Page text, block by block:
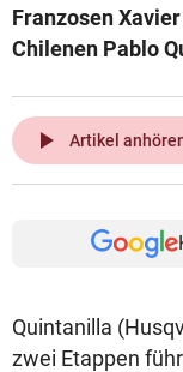
Franzosen
Chilenen Pablo
play_arrow Artikel
Quintanilla
zwei Etappen